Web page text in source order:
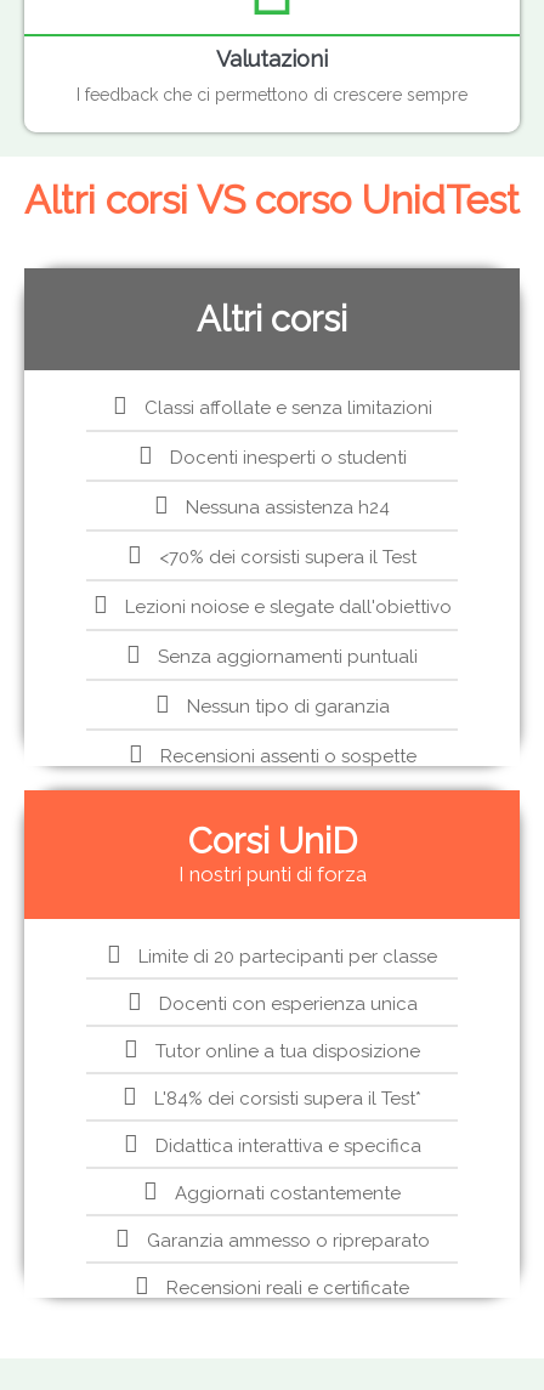
Valutazioni
I feedback che ci permettono di crescere sempre
Altri corsi VS corso UnidTest
Altri corsi
Classi affollate e senza limitazioni
Docenti inesperti o studenti
Nessuna assistenza h24
<70% dei corsisti supera il Test
Lezioni noiose e slegate dall'obiettivo
Senza aggiornamenti puntuali
Nessun tipo di garanzia
Recensioni assenti o sospette
Corsi UniD
I nostri punti di forza
Limite di 20 partecipanti per classe
Docenti con esperienza unica
Tutor online a tua disposizione
L'84% dei corsisti supera il Test*
Didattica interattiva e specifica
Aggiornati costantemente
Garanzia ammesso o ripreparato
Recensioni reali e certificate